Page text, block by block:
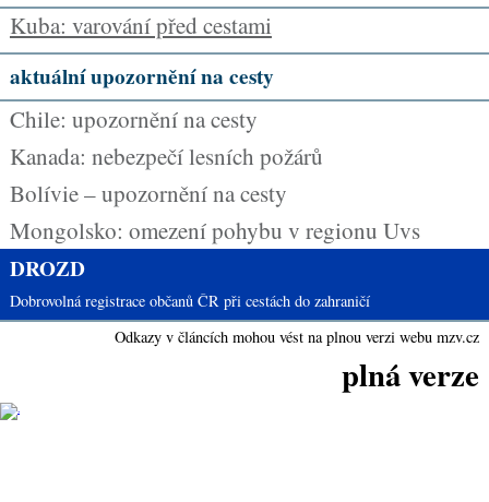
Kuba: varování před cestami
aktuální upozornění na cesty
Chile: upozornění na cesty
Kanada: nebezpečí lesních požárů
Bolívie – upozornění na cesty
Mongolsko: omezení pohybu v regionu Uvs
DROZD
Dobrovolná registrace občanů ČR při cestách do zahraničí
Odkazy v článcích mohou vést na plnou verzi webu mzv.cz
plná verze